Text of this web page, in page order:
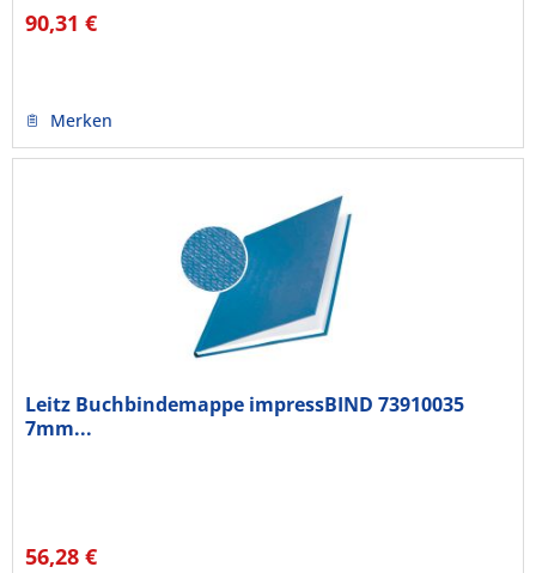
90,31 €
Merken
Leitz Buchbindemappe impressBIND 73910035
7mm...
56,28 €